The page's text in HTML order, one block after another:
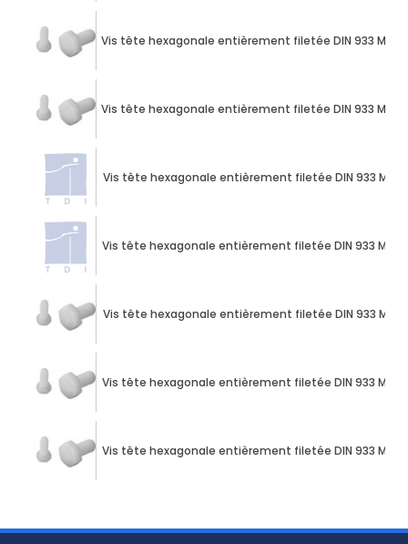
Vis tête hexagonale entièrement filetée DIN 933 M10
Vis tête hexagonale entièrement filetée DIN 933 M12
Vis tête hexagonale entièrement filetée DIN 933 M3 X
Vis tête hexagonale entièrement filetée DIN 933 M3 X
Vis tête hexagonale entièrement filetée DIN 933 M3 X
Vis tête hexagonale entièrement filetée DIN 933 M3 X
Vis tête hexagonale entièrement filetée DIN 933 M3 X